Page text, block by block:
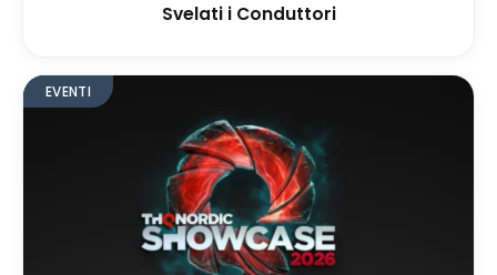
Svelati i Conduttori
EVENTI